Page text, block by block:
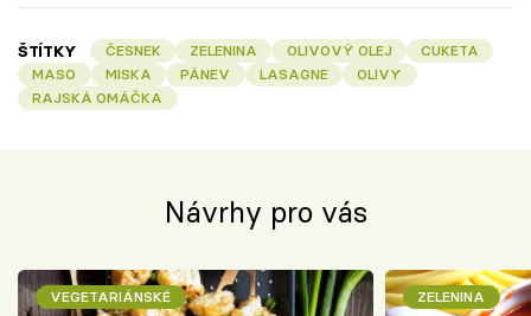
ŠTÍTKY ČESNEK ZELENINA OLIVOVÝ OLEJ
CUKETA
MASO
MISKA PÁNEV LASAGNE
OLIVY
RAJSKÁ OMÁČKA
Návrhy pro vás
VEGETARIÁNSKÉ ZELENINA